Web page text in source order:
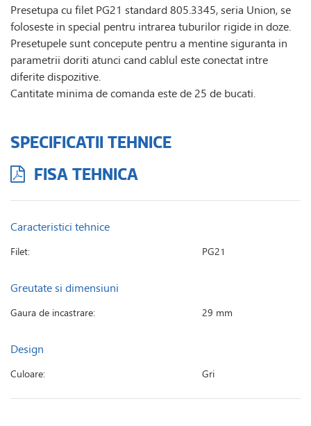
Presetupa cu filet PG21 standard 805.3345, seria Union, se
foloseste in special pentru intrarea tuburilor rigide in doze.
Presetupele sunt concepute pentru a mentine siguranta in
parametrii doriti atunci cand cablul este conectat intre
diferite dispozitive.
Cantitate minima de comanda este de 25 de bucati.
SPECIFICATII TEHNICE
FISA TEHNICA
Caracteristici tehnice
Filet: PG21
Greutate si dimensiuni
Gaura de incastrare: 29 mm
Design
Culoare: Gri